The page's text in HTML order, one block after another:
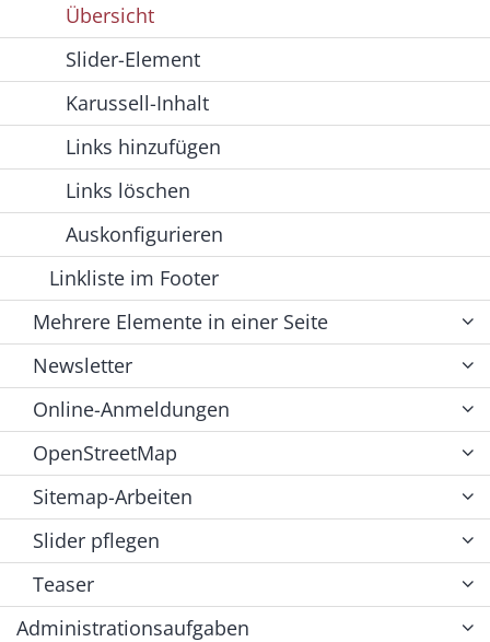
Übersicht
Slider-Element
Karussell-Inhalt
Links hinzufügen
Links löschen
Auskonfigurieren
Linkliste im Footer
Mehrere Elemente in einer Seite
Newsletter
Online-Anmeldungen
OpenStreetMap
Sitemap-Arbeiten
Slider pflegen
Teaser
Administrationsaufgaben